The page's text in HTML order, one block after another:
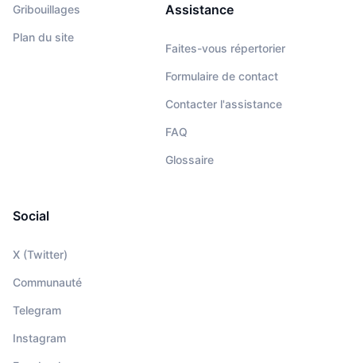
Gribouillages
Plan du site
Assistance
Faites-vous répertorier
Formulaire de contact
Contacter l'assistance
FAQ
Glossaire
Social
X (Twitter)
Communauté
Telegram
Instagram